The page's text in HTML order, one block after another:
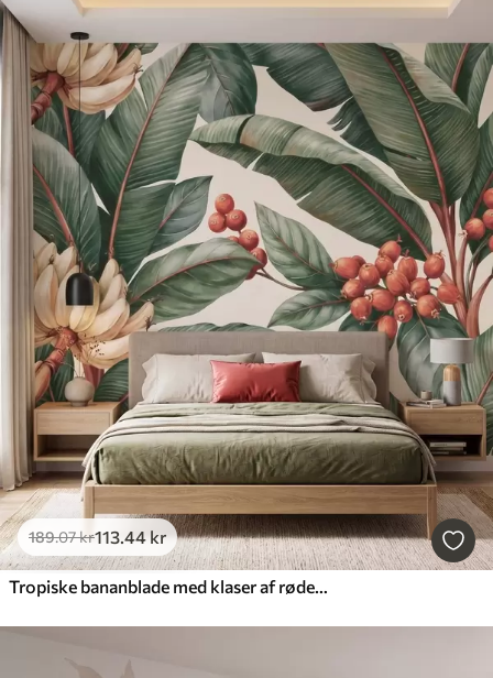
189.07kr113.44 kr
Tropiske bananblade med klaser af røde kaffebær, i akvarelstil